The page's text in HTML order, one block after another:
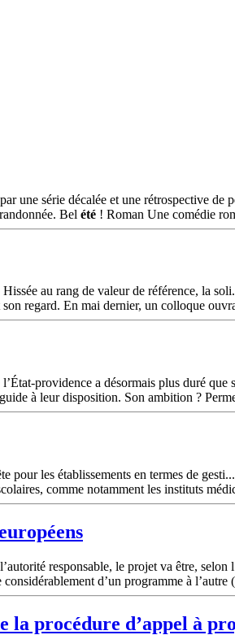
une série décalée et une rétrospective de
Bel été ! Roman Une comédie
au rang de valeur de référence, la
regard. En mai dernier, un colloque
providence a désormais plus duré que
à leur disposition. Son ambition ?
les établissements en termes de
comme notamment les instituts
responsable, le projet va être, selon
d’un programme à l’autre
la procédure d’appel à